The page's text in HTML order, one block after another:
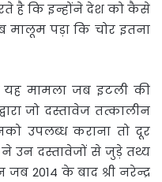
है कि इन्होंने देश को कैसे
मालूम पड़ा कि चोर इतना
यह मामला जब इटली की
जो दस्तावेज तत्कालीन
उपलब्ध कराना तो दूर
उन दस्तावेजों से जुड़े तथ्य
2014 के बाद श्री नरेन्द्र